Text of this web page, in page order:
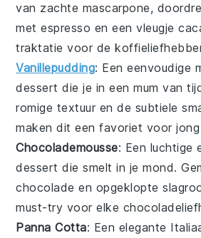
van zachte mascarpone,
metespresso en een vleugje
traktatie voor de
Vanillepudding: Een eenvoudige
dessert die je in een mum van
romige textuur en de subtiele
maken dit een favoriet voor
Chocolademousse: Een luchtige
dessert die smelt in je mond.
chocolade en opgeklopte
must-try voor elke chocolade
Panna Cotta: Een elegante